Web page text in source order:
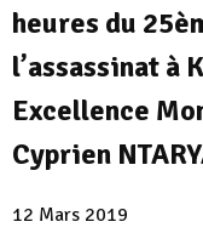
heures du
l’assassinat à
Excellence
Cyprien
12 Mars 2019